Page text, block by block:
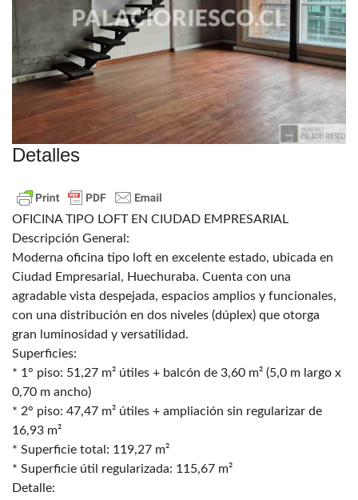
Detalles
OFICINA TIPO LOFT EN CIUDAD EMPRESARIAL
Descripción General:
Moderna oficina tipo loft en excelente estado, ubicada en
Ciudad Empresarial, Huechuraba. Cuenta con una
agradable vista despejada, espacios amplios y funcionales,
con una distribución en dos niveles (dúplex) que otorga
gran luminosidad y versatilidad.
Superficies:
* 1° piso: 51,27 m² útiles + balcón de 3,60 m² (5,0 m largo x
0,70 m ancho)
* 2° piso: 47,47 m² útiles + ampliación sin regularizar de
16,93 m²
* Superficie total: 119,27 m²
* Superficie útil regularizada: 115,67 m²
Detalle: